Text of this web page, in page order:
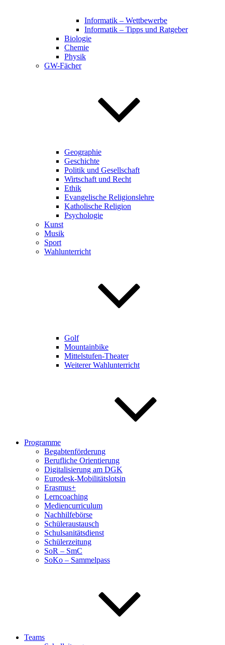
Informatik – Wettbewerbe
Informatik – Tipps und Ratgeber
Biologie
Chemie
Physik
GW-Fächer
Geographie
Geschichte
Politik und Gesellschaft
Wirtschaft und Recht
Ethik
Evangelische Religionslehre
Katholische Religion
Psychologie
Kunst
Musik
Sport
Wahlunterricht
Golf
Mountainbike
Mittelstufen-Theater
Weiterer Wahlunterricht
Programme
Begabtenförderung
Berufliche Orientierung
Digitalisierung am DGK
Eurodesk-Mobilitätslotsin
Erasmus+
Lerncoaching
Mediencurriculum
Nachhilfebörse
Schüleraustausch
Schulsanitätsdienst
Schülerzeitung
SoR – SmC
SoKo – Sammelpass
Teams